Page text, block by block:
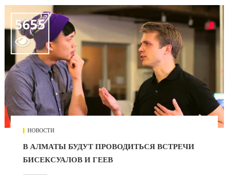
5655

НОВОСТИ
В АЛМАТЫ БУДУТ ПРОВОДИТЬСЯ ВСТРЕЧИ
БИСЕКСУАЛОВ И ГЕЕВ